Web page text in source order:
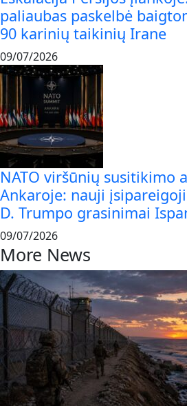
paliaubas paskelbė
90 karinių taikinių Irane
09/07/2026
NATO viršūnių susitikimo
Ankaroje: nauji
D. Trumpo grasinimai
09/07/2026
More News